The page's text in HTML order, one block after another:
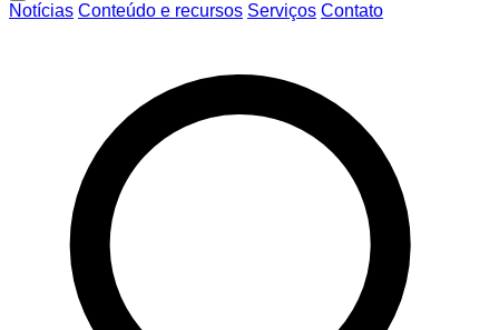
Notícias Conteúdo e recursos Serviços Contato